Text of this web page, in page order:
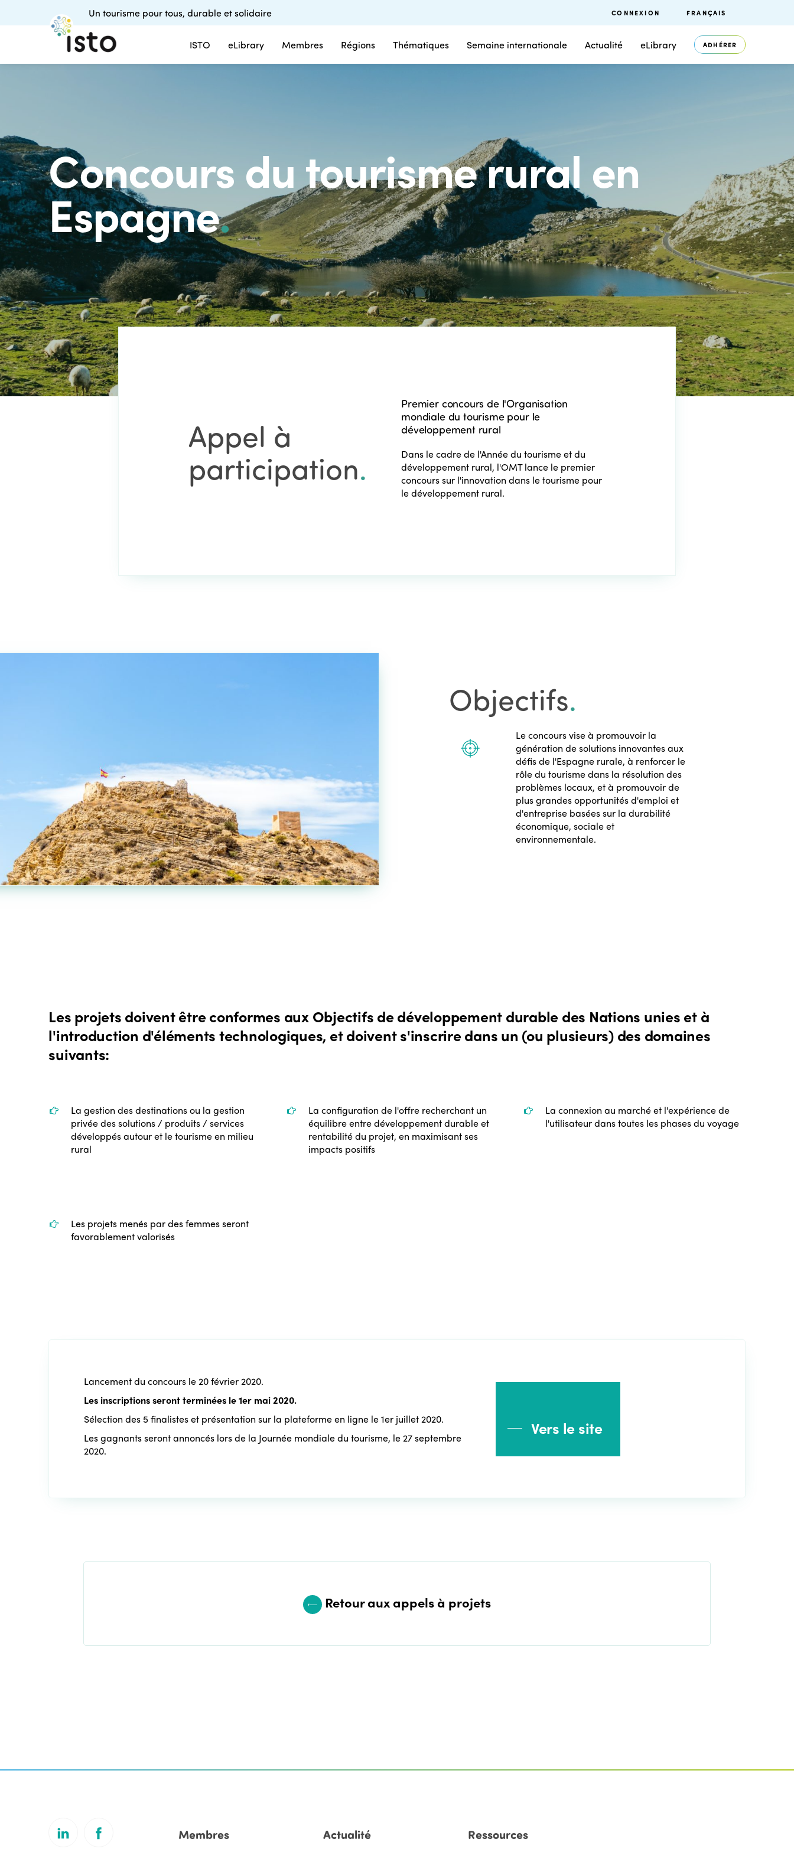
ISTO eLibrary Membres Régions Thématiques Semaine internationale Actualité eLibrary ADHÉRER
Un tourisme pour tous, durable et solidaire CONNEXION FRANÇAIS
Concours du tourisme rural en
Espagne.
Appel à
participation.
Premier concours de l'Organisation
mondiale du tourisme pour le
développement rural
Dans le cadre de l'Année du tourisme et du
développement rural, l'OMT lance le premier
concours sur l'innovation dans le tourisme pour
le développement rural.
Objectifs.
Le concours vise à promouvoir la
génération de solutions innovantes aux
défis de l'Espagne rurale, à renforcer le
rôle du tourisme dans la résolution des
problèmes locaux, et à promouvoir de
plus grandes opportunités d'emploi et
d'entreprise basées sur la durabilité
économique, sociale et
environnementale.
Les projets doivent être conformes aux Objectifs de développement durable des Nations unies et à
l'introduction d'éléments technologiques, et doivent s'inscrire dans un (ou plusieurs) des domaines
suivants:
La gestion des destinations ou la gestion
privée des solutions / produits / services
développés autour et le tourisme en milieu
rural
La configuration de l'offre recherchant un
équilibre entre développement durable et
rentabilité du projet, en maximisant ses
impacts positifs
La connexion au marché et l'expérience de
l'utilisateur dans toutes les phases du voyage
Les projets menés par des femmes seront
favorablement valorisés
Lancement du concours le 20 février 2020.
Les inscriptions seront terminées le 1er mai 2020.
Sélection des 5 finalistes et présentation sur la plateforme en ligne le 1er juillet 2020.
Les gagnants seront annoncés lors de la Journée mondiale du tourisme, le 27 septembre
2020.
Vers le site
Retour aux appels à projets
Membres Actualité Ressources
Amériques
Thématiques
Alliance pour la formation et la
Équité des Genres
Semaine internationale
Édition 2024
Nouvelles
Événements
eLibrary